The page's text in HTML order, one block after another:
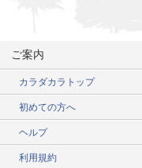
ご案内
カラダカラトップ
初めての方へ
ヘルプ
利用規約